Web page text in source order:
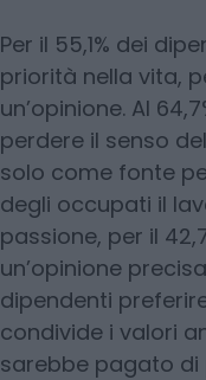
Per il 55,1% dei
priorità nella vita,
un’opinione. Al
perdere il senso
solo come fonte
degli occupati il
passione, per il
un’opinione
dipendenti
condivide i valori
sarebbe pagato di